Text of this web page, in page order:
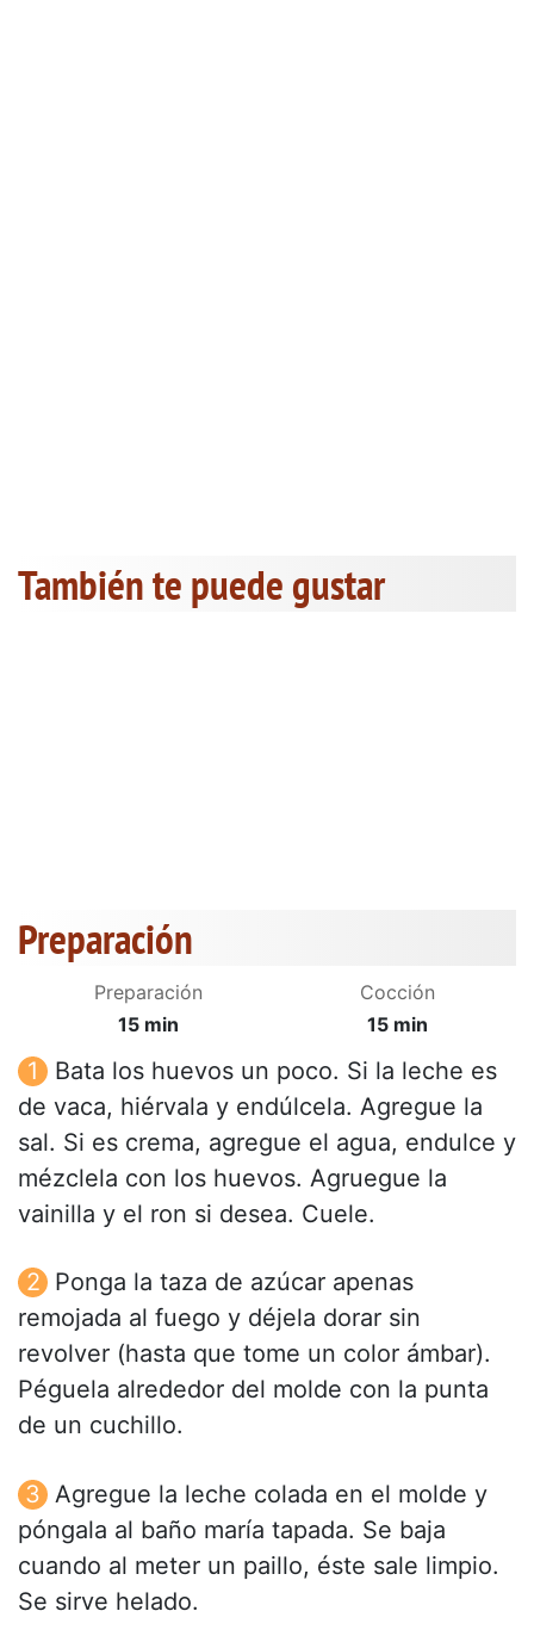
También te puede gustar
Preparación
Preparación
15 min
Cocción
15 min
Bata los huevos un poco. Si la leche es
de vaca, hiérvala y endúlcela. Agregue la
sal. Si es crema, agregue el agua, endulce y
mézclela con los huevos. Agruegue la
vainilla y el ron si desea. Cuele.
Ponga la taza de azúcar apenas
remojada al fuego y déjela dorar sin
revolver (hasta que tome un color ámbar).
Péguela alrededor del molde con la punta
de un cuchillo.
Agregue la leche colada en el molde y
póngala al baño maría tapada. Se baja
cuando al meter un paillo, éste sale limpio.
Se sirve helado.